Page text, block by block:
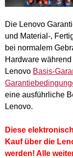
Die Lenovo
und Material-,
bei normalem
Hardware
Lenovo Basis-
eine ausführliche
Lenovo.
Diese
Kauf über die
werden! Alle